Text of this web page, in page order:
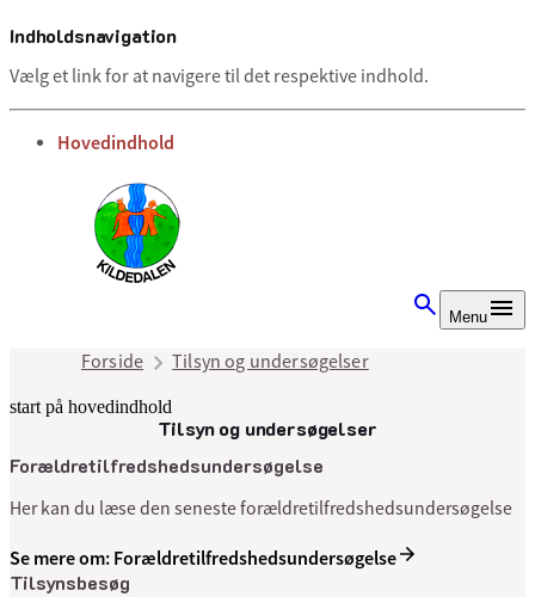
Indholdsnavigation
Vælg et link for at navigere til det respektive indhold.
gå til
Hovedindhold
Menu
Forside Tilsyn og undersøgelser
start på hovedindhold
Tilsyn og undersøgelser
senest opdateret 8. juli 2025
Forældretilfredshedsundersøgelse
Her kan du læse den seneste forældretilfredshedsundersøgelse
Se mere om: Forældretilfredshedsundersøgelse
Tilsynsbesøg